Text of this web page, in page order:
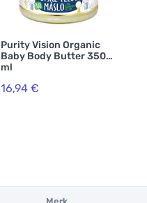
Purity Vision Organic
Baby Body Butter 350
ml
16,94 €